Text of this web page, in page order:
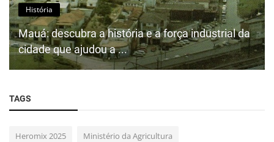
História
Mauá: descubra a história e a força industrial da
cidade que ajudou a ...
TAGS
Heromix 2025 Ministério da Agricultura